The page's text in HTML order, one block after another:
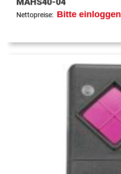
Nettopreise: Bitte einloggen